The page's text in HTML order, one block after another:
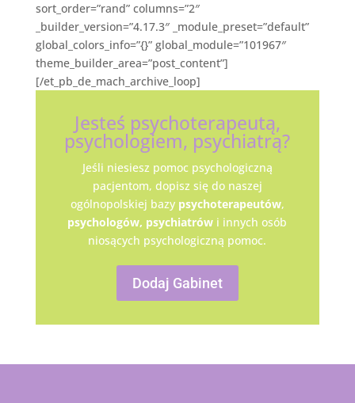
sort_order=”rand” columns=”2″
_builder_version=”4.17.3″ _module_preset=”default”
global_colors_info=”{}” global_module=”101967″
theme_builder_area=”post_content”]
[/et_pb_de_mach_archive_loop]
Jesteś psychoterapeutą,
psychologiem, psychiatrą?
Jeśli niesiesz pomoc psychologiczną
pacjentom, dopisz się do naszej
ogólnopolskiej bazy psychoterapeutów,
psychologów, psychiatrów i innych osób
niosących psychologiczną pomoc.
Dodaj Gabinet